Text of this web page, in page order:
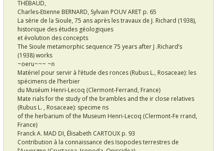
THÉBAUD,
Charles-Etienne BERNARD, Sylvain POUV ARET p. 65
La série de la Sioule, 75 ans après les travaux de J. Richard (1938),
historique des études géologiques
et évolution des concepts
The Sioule metamorphic sequence 75 years after J .Richard’s
(1938) works
~oeru~~~ ~n
Matériel pour servir à l’étude des ronces (Rubus L., Rosaceae): les
spécimens de l’herbier
du Muséum Henri-Lecoq (Clermont-Ferrand, France)
Mate rials for the study of the brambles and the ir close relatives
(Rubus L. , Rosaceae): specime ns
of the herbarium of the Museum Henri-Lecoq (Clermont-Fe rrand,
France)
Franck A. MAD DI, Élisabeth CARTOUX p. 93
Contribution à la connaissance des Isopodes terrestres de